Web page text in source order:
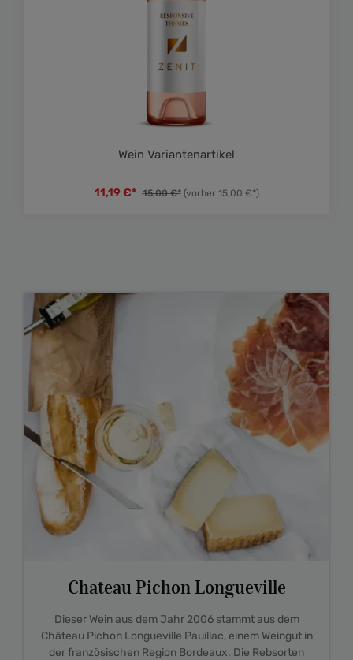
Wein Variantenartikel
11,19 €* 15,00 €* (vorher 15,00 €*)
Chateau Pichon Longueville
Dieser Wein aus dem Jahr 2006 stammt aus dem
Château Pichon Longueville Pauillac, einem Weingut in
der französischen Region Bordeaux. Die Rebsorten